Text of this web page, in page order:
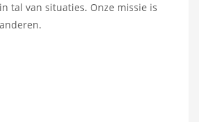
tal van situaties. Onze missie is